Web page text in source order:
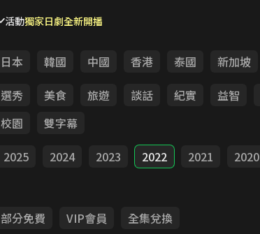
活動獨家日劇全新開播
日本 韓國 中國 香港 泰國 新加坡
選秀 美食 旅遊 談話 紀實 益智
校園
雙字幕
2025 2024 2023 2022 2021 2020
部分免費 VIP會員 全集兌換